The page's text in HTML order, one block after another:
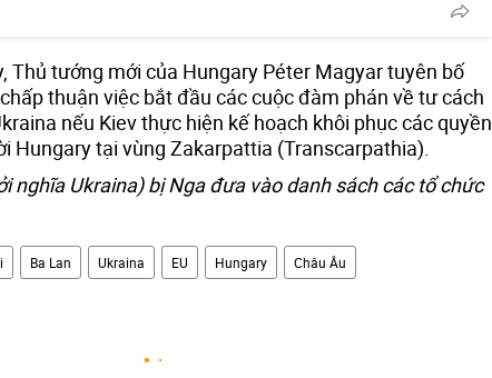
Thủ tướng mới của Hungary Péter Magyar tuyên bố
thuận việc bắt đầu các cuộc đàm phán về tư cách
nếu Kiev thực hiện kế hoạch khôi phục các quyền
Hungary tại vùng Zakarpattia (Transcarpathia).
nghĩa Ukraina) bị Nga đưa vào danh sách các tổ chức
Ba Lan Ukraina EU Hungary Châu Âu